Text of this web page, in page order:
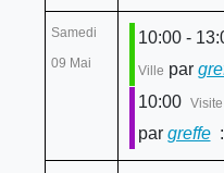
Samedi
09 Mai
10:00 -
Ville par
10:00
par greffe